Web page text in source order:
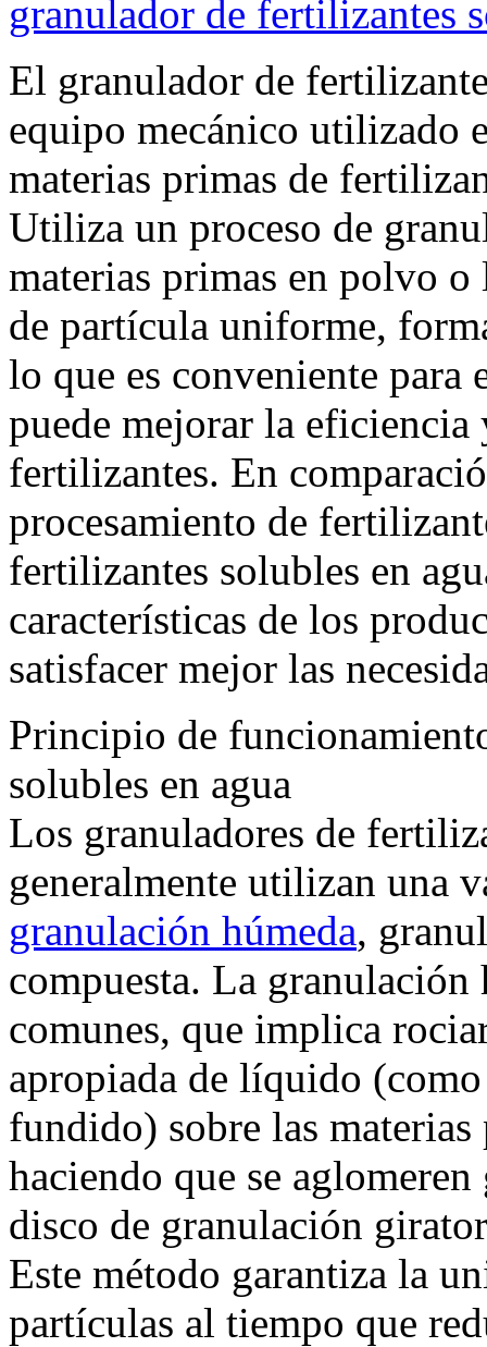
granulador de fertilizantes
El granulador de
equipo mecánico utilizado
materias primas de
Utiliza un proceso de
materias primas en polvo
de partícula uniforme,
lo que es conveniente para
puede mejorar la
fertilizantes. En
procesamiento de
fertilizantes solubles en
características de los
satisfacer mejor las
Principio de
solubles en agua
Los granuladores de
generalmente utilizan una
granulación húmeda,
compuesta. La granulación
comunes, que implica
apropiada de líquido
fundido) sobre las
haciendo que se
disco de granulación
Este método garantiza la
partículas al tiempo que